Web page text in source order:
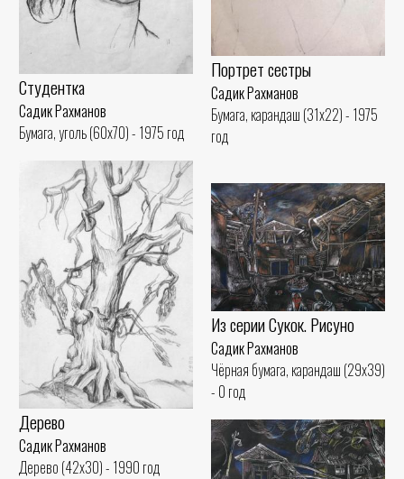
Портрет сестры
Садик Рахманов
Бумага, карандаш (31x22) - 1975
год
Студентка
Садик Рахманов
Бумага, уголь (60x70) - 1975 год
Дерево
Садик Рахманов
Дерево (42x30) - 1990 год
Из серии Сукок. Рисуно
Садик Рахманов
Чёрная бумага, карандаш (29x39)
- 0 год